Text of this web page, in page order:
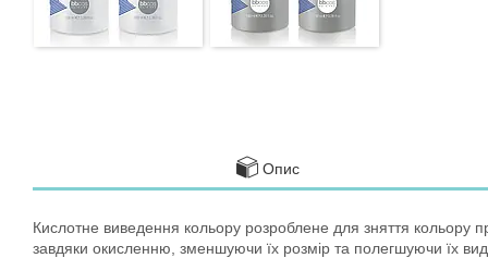
Опис
Кислотне виведення кольору розроблене для зняття кольору
завдяки окисленню, зменшуючи їх розмір та полегшуючи їх